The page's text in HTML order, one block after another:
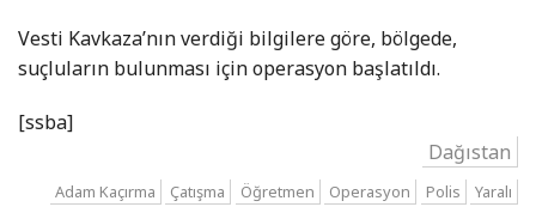
Vesti Kavkaza’nın verdiği bilgilere göre, bölgede,
suçluların bulunması için operasyon başlatıldı.
[ssba]
Dağıstan
Adam Kaçırma Çatışma Öğretmen Operasyon Polis Yaralı